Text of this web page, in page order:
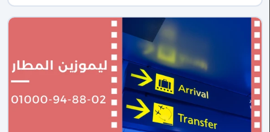
ليموزين
مصر
ليموزين
الجيزة